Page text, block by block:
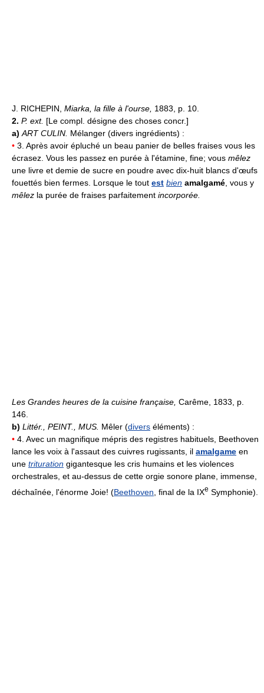
J. RICHEPIN, Miarka, la fille à l'ourse, 1883, p. 10.
2. P. ext. [Le compl. désigne des choses concr.]
a)ART CULIN. Mélanger (divers ingrédients) :
• 3. Après avoir épluché un beau panier de belles fraises vous les
écrasez. Vous les passez en purée à l'étamine, fine; vous mêlez
une livre et demie de sucre en poudre avec dix-huit blancs d'œufs
fouettés bien fermes. Lorsque le tout est bien amalgamé, vous y
mêlez la purée de fraises parfaitement incorporée.
Les Grandes heures de la cuisine française, Carême, 1833, p.
146.
b) Littér., PEINT., MUS. Mêler (divers éléments) :
• 4. Avec un magnifique mépris des registres habituels, Beethoven
lance les voix à l'assaut des cuivres rugissants, il amalgame en
une trituration gigantesque les cris humains et les violences
orchestrales, et au-dessus de cette orgie sonore plane, immense,
déchaînée, l'énorme Joie! (Beethoven , final de la IXe Symphonie).